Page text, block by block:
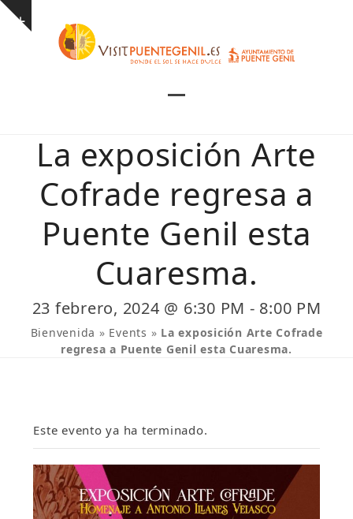
Skip
Show
mobile
menu
mobile
menu
La exposición Arte
Cofrade regresa a
Puente Genil esta
Cuaresma.
23 febrero, 2024 @ 6:30 PM - 8:00 PM
Bienvenida » Events » La exposición Arte Cofrade
regresa a Puente Genil esta Cuaresma.
Este evento ya ha terminado.